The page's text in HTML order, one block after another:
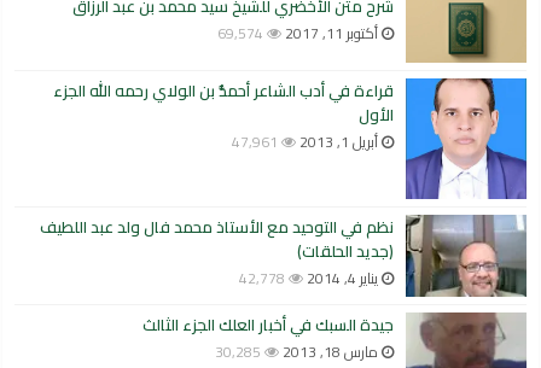
شرح متن الأخضري للشيخ سيد محمد بن عبد الرزاق
أكتوبر 11, 2017 69,574
قراءة في أدب الشاعر أحمدُّ بن الولاي رحمه الله الجزء
الأول
أبريل 1, 2013 47,961
نظم في التوحيد مع الأستاذ محمد فال ولد عبد اللطيف
(جديد الحلقات)
يناير 4, 2014 42,778
جيدة السبك في أخبار العلك الجزء الثالث
مارس 18, 2013 30,285